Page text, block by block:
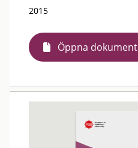
2015
Öppna dokument